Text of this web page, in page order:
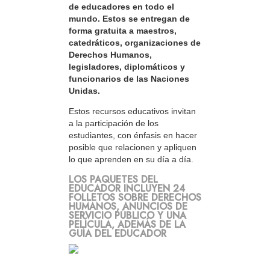
de educadores en todo el
mundo. Estos se entregan de
forma gratuita a maestros,
catedráticos, organizaciones de
Derechos Humanos,
legisladores, diplomáticos y
funcionarios de las Naciones
Unidas.
Estos recursos educativos invitan
a la participación de los
estudiantes, con énfasis en hacer
posible que relacionen y apliquen
lo que aprenden en su día a día.
LOS PAQUETES DEL
EDUCADOR INCLUYEN 24
FOLLETOS SOBRE DERECHOS
HUMANOS, ANUNCIOS DE
SERVICIO PÚBLICO Y UNA
PELÍCULA, ADEMÁS DE LA
GUÍA DEL EDUCADOR